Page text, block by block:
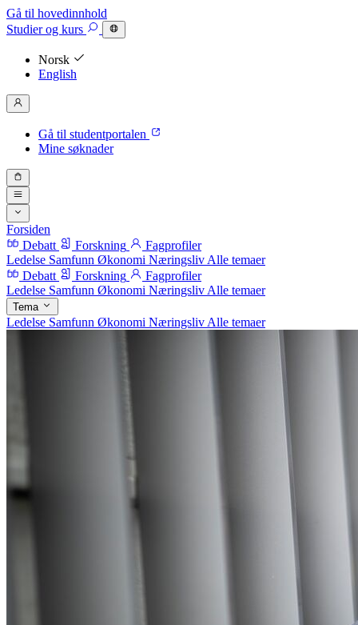
Gå til hovedinnhold
Studierog kurs
Norsk
English
Gå til studentportalen
Mine søknader
Forsiden
Debatt
Forskning
Fagprofiler
Ledelse Samfunn Økonomi Næringsliv Alle temaer
Debatt
Forskning
Fagprofiler
Ledelse Samfunn Økonomi Næringsliv Alle temaer
Tema
Ledelse Samfunn Økonomi Næringsliv Alle temaer